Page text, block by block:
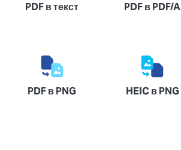
PDF в текст PDF в PDF/A
PDF в PNG HEIC в PNG